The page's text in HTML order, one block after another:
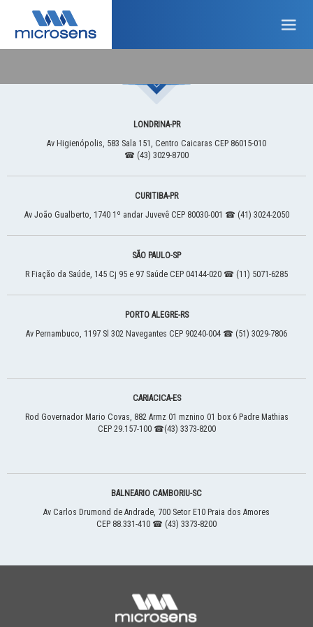
LONDRINA-PR
Av Higienópolis, 583 Sala 151, Centro Caicaras CEP 86015-010
☎ (43) 3029-8700
CURITIBA-PR
Av João Gualberto, 1740 1º andar Juvevê CEP 80030-001 ☎ (41) 3024-2050
SÃO PAULO-SP
R Fiação da Saúde, 145 Cj 95 e 97 Saúde CEP 04144-020 ☎ (11) 5071-6285
PORTO ALEGRE-RS
Av Pernambuco, 1197 Sl 302 Navegantes CEP 90240-004 ☎ (51) 3029-7806
CARIACICA-ES
Rod Governador Mario Covas, 882 Armz 01 mznino 01 box 6 Padre Mathias
CEP 29.157-100 ☎(43) 3373-8200
BALNEARIO CAMBORIU-SC
Av Carlos Drumond de Andrade, 700 Setor E10 Praia dos Amores
CEP 88.331-410 ☎ (43) 3373-8200